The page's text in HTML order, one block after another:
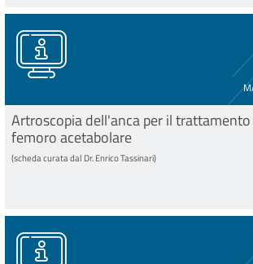
Artroscopia dell'anca per il
femoro acetabolare
(scheda curata dal Dr. Enrico Tassinari)